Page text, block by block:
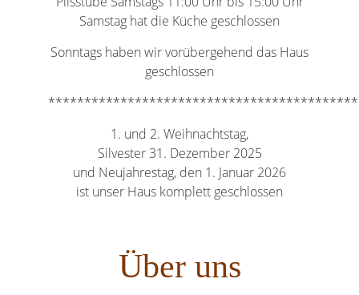
Samstag hat die Küche geschlossen
Sonntags haben wir vorübergehend das Haus
geschlossen
1. und 2. Weihnachtstag,
Silvester 31. Dezember 2025
und Neujahrestag, den 1. Januar 2026
ist unser Haus komplett geschlossen
Über uns